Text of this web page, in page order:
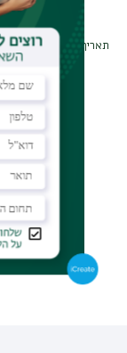
תאריך עדכון אחרון : 07/02/2022